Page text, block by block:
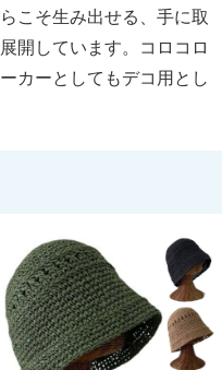
こそ生み出せる、手に取
開しています。コロコロ
カーとしてもデコ用とし